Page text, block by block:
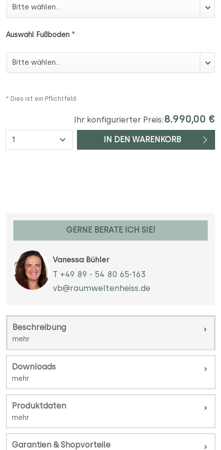
Auswahl Hocker
Auswahl Fußboden *
Auswahl Fußboden
* Dies ist ein Pflichtfeld.
Ihr konfigurierter Preis:8.990,00 €
Anzahl IN DEN WARENKORB
GERNE BERATE ICH SIE!
Vanessa Bühler
T +49 89 - 54 80 65-163
vb@raumweltenheiss.de
Beschreibung
Downloads
Produktdaten
Garantien & Shopvorteile